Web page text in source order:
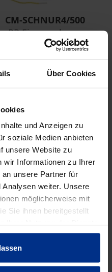
Über Cookies
und Anzeigen zu
soziale Medien anbieten
unsere Website zu
wir Informationen zu Ihrer
unsere Partner für
weiter. Unsere
möglicherweise mit
Sie ihnen bereitgestellt
CM-SCHNUR4/500
PP Einzugschnur,
4mm, 500m Länge